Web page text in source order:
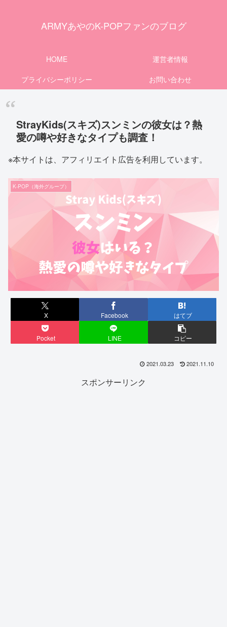
ARMYあやのK-POPファンのブログ
HOME
運営者情報
プライバシーポリシー
お問い合わせ
StrayKids(スキズ)スンミンの彼女は？熱
愛の噂や好きなタイプも調査！
※本サイトは、アフィリエイト広告を利用しています。
K-POP（海外グループ）
X Facebook はてブ
Pocket LINE コピー
2021.03.23 2021.11.10
スポンサーリンク